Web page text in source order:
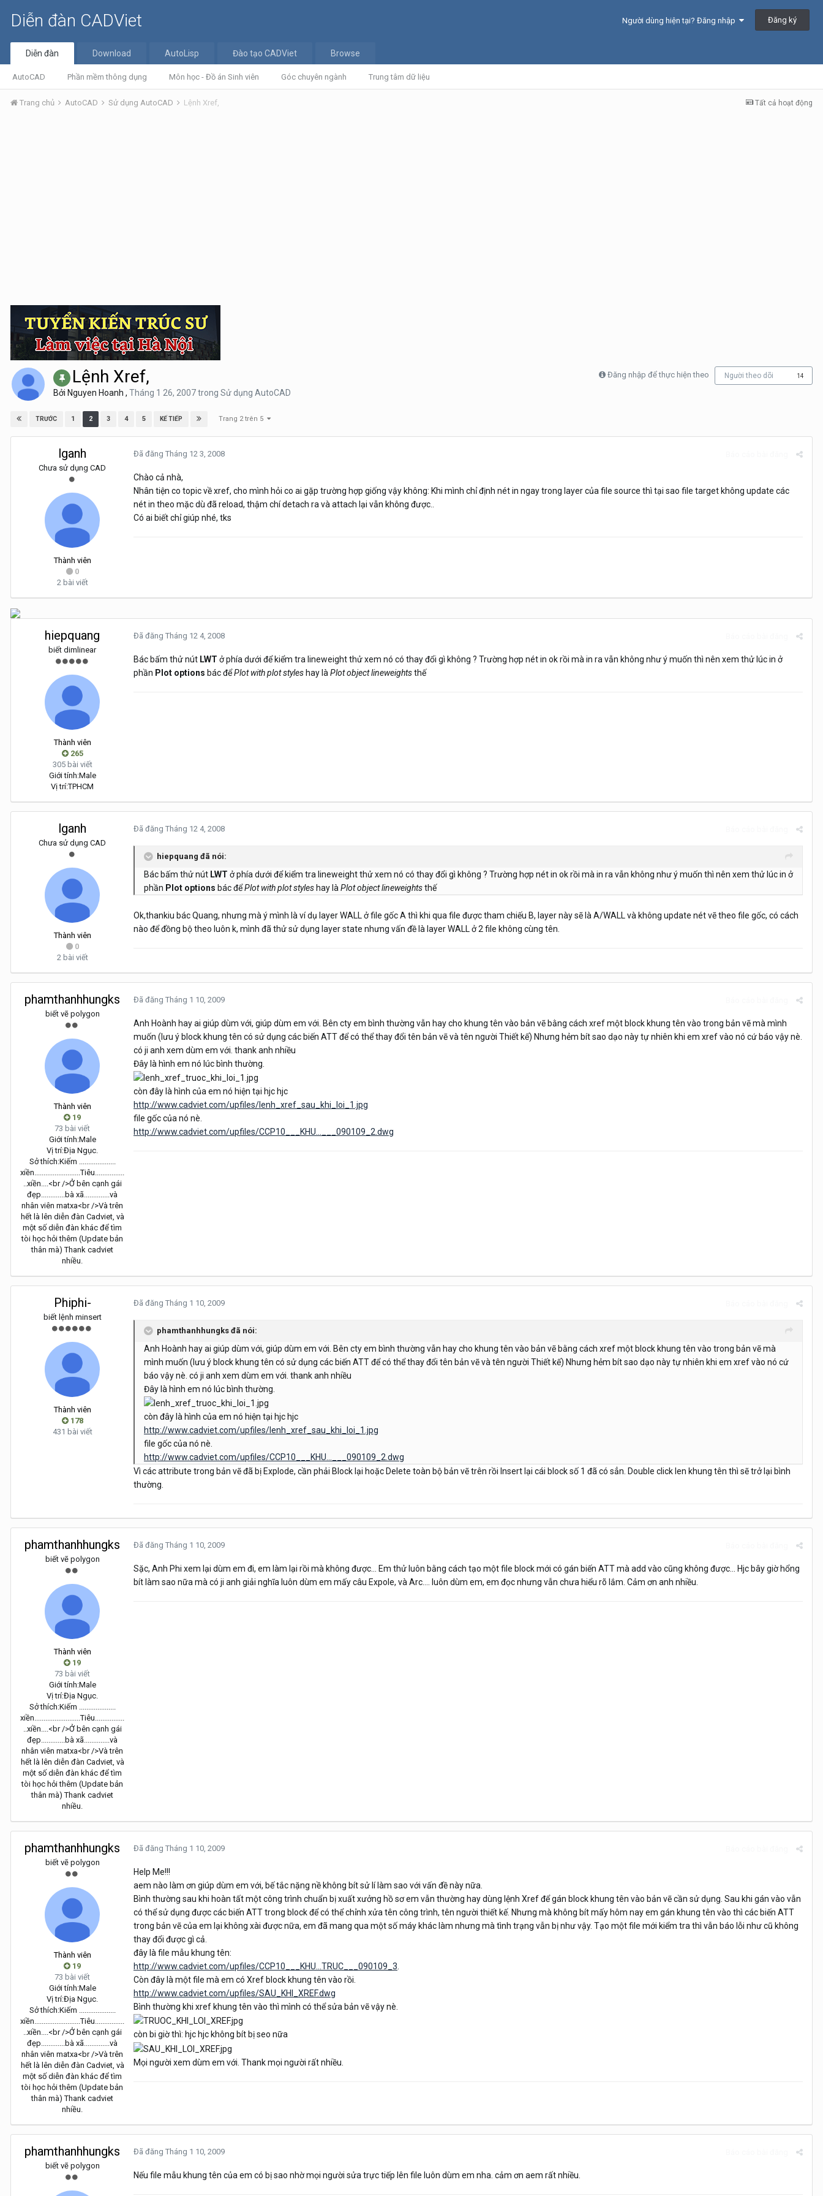
Diễn đàn CADViet Người dùng hiện tại? Đăng nhập Đăng ký
Diễn đàn
AutoCAD Phần mềm thông dụng Môn học - Đồ án Sinh viên Góc chuyên ngành Trung tâm dữ liệu
Download AutoLisp Đào tạo CADViet Browse
Tất cả hoạt động
Trang chủ AutoCAD Sử dụng AutoCAD Lệnh Xref,
Đăng nhập để thực hiện theo Người theo dõi 14
Lệnh Xref,
Bởi Nguyen Hoanh , Tháng 1 26, 2007trong Sử dụng AutoCAD
TRƯỚC 1 2 3 4 5 KẾ TIẾP Trang 2 trên 5
lganh
Chưa sử dụng CAD
Thành viên
0
2 bài viết
Đã đăng Tháng 12 3, 2008
Chào cả nhà,
Nhân tiện co topic về xref, cho mình hỏi co ai gặp trường hợp giống vậy không: Khi mình chỉ định nét in ngay trong layer của file source thì tại sao file target không update các
nét in theo mặc dù đã reload, thậm chí detach ra và attach lại vẫn không được..
Có ai biết chỉ giúp nhé, tks
hiepquang
biết dimlinear
Thành viên
265
305 bài viết
Giới tính:Male
Vị trí:TPHCM
Đã đăng Tháng 12 4, 2008
Bác bấm thử nút LWT ở phía dưới để kiểm tra lineweight thử xem nó có thay đổi gì không ? Trường hợp nét in ok rồi mà in ra vẫn không như ý muốn thì nên xem thử lúc in ở
phần Plot options bác đểPlot with plot styles hay là Plot object lineweightsthế
lganh
Chưa sử dụng CAD
Thành viên
0
2 bài viết
Đã đăng Tháng 12 4, 2008
hiepquang đã nói:
Bác bấm thử nút LWT ở phía dưới để kiểm tra lineweight thử xem nó có thay đổi gì không ? Trường hợp nét in ok rồi mà in ra vẫn không như ý muốn thì nên xem thử lúc in ở
phần Plot options bác đểPlot with plot styles hay là Plot object lineweightsthế
Ok,thankiu bác Quang, nhưng mà ý mình là ví dụ layer WALL ở file gốc A thì khi qua file được tham chiếu B, layer này sẽ là A/WALL và không update nét vẽ theo file gốc, có cách
nào để đồng bộ theo luôn k, mình đã thử sử dụng layer state nhưng vấn đề là layer WALL ở 2 file không cùng tên.
phamthanhhungks
biết vẽ polygon
Thành viên
19
73 bài viết
Giới tính:Male
Vị trí:Địa Ngục.
Sở thích:Kiếm ....................
xiền.........................Tiêu................
..xiền....<br />Ở bên cạnh gái
đẹp.............bà xã..............và
nhân viên matxa<br />Và trên
hết là lên diễn đàn Cadviet, và
một số diễn đàn khác để tìm
tòi học hỏi thêm (Update bản
thân mà) Thank cadviet
nhiều.
Đã đăng Tháng 1 10, 2009
Anh Hoành hay ai giúp dùm với, giúp dùm em với. Bên cty em bình thường vẫn hay cho khung tên vào bản vẽ bằng cách xref một block khung tên vào trong bản vẽ mà mình
muốn (lưu ý block khung tên có sử dụng các biến ATT để có thể thay đổi tên bản vẽ và tên người Thiết kế) Nhưng hẻm bít sao dạo này tự nhiên khi em xref vào nó cứ báo vậy nè.
có ji anh xem dùm em với. thank anh nhiều
Đây là hình em nó lúc bình thường.
còn đây là hình của em nó hiện tại hjc hjc
http://www.cadviet.com/upfiles/lenh_xref_sau_khi_loi_1.jpg
file gốc của nó nè.
http://www.cadviet.com/upfiles/CCP10___KHU...___090109_2.dwg
Phiphi-
biết lệnh minsert
Thành viên
178
431 bài viết
Đã đăng Tháng 1 10, 2009
phamthanhhungks đã nói:
Anh Hoành hay ai giúp dùm với, giúp dùm em với. Bên cty em bình thường vẫn hay cho khung tên vào bản vẽ bằng cách xref một block khung tên vào trong bản vẽ mà
mình muốn (lưu ý block khung tên có sử dụng các biến ATT để có thể thay đổi tên bản vẽ và tên người Thiết kế) Nhưng hẻm bít sao dạo này tự nhiên khi em xref vào nó cứ
báo vậy nè. có ji anh xem dùm em với. thank anh nhiều
Đây là hình em nó lúc bình thường.
còn đây là hình của em nó hiện tại hjc hjc
http://www.cadviet.com/upfiles/lenh_xref_sau_khi_loi_1.jpg
file gốc của nó nè.
http://www.cadviet.com/upfiles/CCP10___KHU...___090109_2.dwg
Vì các attribute trong bản vẽ đã bị Explode, cần phải Block lại hoặc Delete toàn bộ bản vẽ trên rồi Insert lại cái block số 1 đã có sẳn. Double click len khung tên thì sẽ trở lại bình
thường.
phamthanhhungks
biết vẽ polygon
Thành viên
19
73 bài viết
Giới tính:Male
Vị trí:Địa Ngục.
Sở thích:Kiếm ....................
xiền.........................Tiêu................
..xiền....<br />Ở bên cạnh gái
đẹp.............bà xã..............và
nhân viên matxa<br />Và trên
hết là lên diễn đàn Cadviet, và
một số diễn đàn khác để tìm
tòi học hỏi thêm (Update bản
thân mà) Thank cadviet
nhiều.
Đã đăng Tháng 1 10, 2009
Sặc, Anh Phi xem lại dùm em đi, em làm lại rồi mà không được... Em thử luôn bằng cách tạo một file block mới có gán biến ATT mà add vào cũng không được... Hjc bây giờ hổng
bít làm sao nữa mà có ji anh giải nghĩa luôn dùm em mấy câu Expole, và Arc.... luôn dùm em, em đọc nhưng vẫn chưa hiểu rõ lắm. Cảm ơn anh nhiều.
phamthanhhungks
biết vẽ polygon
Thành viên
19
73 bài viết
Giới tính:Male
Vị trí:Địa Ngục.
Sở thích:Kiếm ....................
xiền.........................Tiêu................
..xiền....<br />Ở bên cạnh gái
đẹp.............bà xã..............và
nhân viên matxa<br />Và trên
hết là lên diễn đàn Cadviet, và
một số diễn đàn khác để tìm
tòi học hỏi thêm (Update bản
thân mà) Thank cadviet
nhiều.
Đã đăng Tháng 1 10, 2009
Help Me!!!
aem nào làm ơn giúp dùm em với, bế tắc nặng nề không bít sử lí làm sao với vấn đề này nữa.
Bình thường sau khi hoàn tất một công trình chuẩn bị xuất xưởng hồ sơ em vẫn thường hay dùng lệnh Xref để gán block khung tên vào bản vẽ cần sử dụng. Sau khi gán vào vẫn
có thể sử dụng được các biến ATT trong block để có thể chỉnh xửa tên công trình, tên người thiết kế. Nhưng mà không bít mấy hôm nay em gán khung tên vào thì các biến ATT
trong bản vẽ của em lại không xài được nữa, em đã mang qua một số máy khác làm nhưng mà tình trạng vẫn bị như vậy. Tạo một file mới kiểm tra thì vẫn báo lỗi như cũ không
thay đổi được gì cả.
đây là file mẫu khung tên:
http://www.cadviet.com/upfiles/CCP10___KHU...TRUC___090109_3
Còn đây là một file mà em có Xref block khung tên vào rồi.
http://www.cadviet.com/upfiles/SAU_KHI_XREF.dwg
Bình thường khi xref khung tên vào thì mình có thể sửa bản vẽ vậy nè.
còn bi giờ thì: hjc hjc không bít bị seo nữa
Mọi người xem dùm em với. Thank mọi người rất nhiều.
phamthanhhungks
biết vẽ polygon
Đã đăng Tháng 1 10, 2009
Nếu file mẫu khung tên của em có bị sao nhờ mọi người sửa trực tiếp lên file luôn dùm em nha. cảm ơn aem rất nhiều.